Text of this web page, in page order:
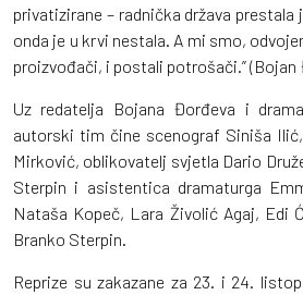
privatizirane – radnička država prestala
onda je u krvi nestala. A mi smo,
proizvođači, i postali potrošači.” (Bojan
Uz redatelja Bojana Đorđeva i
autorski tim čine scenograf Siniša
Mirković, oblikovatelj svjetla Dario
Sterpin i asistentica dramaturga
Nataša Kopeč, Lara Živolić Agaj, Edi
Branko Sterpin.
Reprize su zakazane za 23. i 24.